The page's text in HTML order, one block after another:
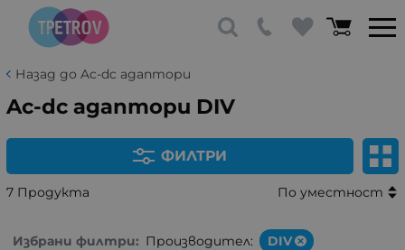
Назад до Ac-dc адаптори
Ac-dc адаптори DIV
ФИЛТРИ
7 Продукта По уместност
Избрани филтри: Производител: DIV